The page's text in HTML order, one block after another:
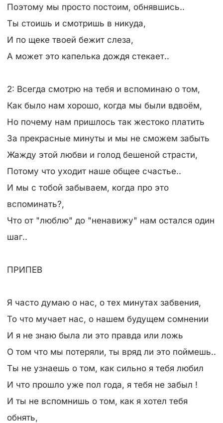
Поэтому мы просто постоим, обнявшись..
Ты стоишь и смотришь в никуда,
И по щеке твоей бежит слеза,
А может это капелька дождя стекает..
2: Всегда смотрю на тебя и вспоминаю о том,
Как было нам хорошо, когда мы были вдвоём,
Но почему нам пришлось так жестоко платить
За прекрасные минуты и мы не сможем забыть
Жажду этой любви и голод бешеной страсти,
Потому что уходит наше общее счастье..
И мы с тобой забываем, когда про это
вспоминать?,
Что от "люблю" до "ненавижу" нам остался один
шаг..
ПРИПЕВ
Я часто думаю о нас, о тех минутах забвения,
То что мучает нас, о нашем будущем сомнении
И я не знаю была ли это правда или ложь
О том что мы потеряли, ты вряд ли это поймешь..
Ты не узнаешь о том, как сильно я тебя любил
И что прошло уже пол года, я тебя не забыл !
И ты не вспомнишь о том, как я хотел тебя
обнять,